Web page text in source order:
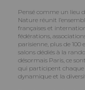
Pensé comme un lieu
Nature réunit
françaises et
fédérations,
parisienne, plus de 100
salons dédiés à la
désormais Paris, ce
qui participent chaque
dynamique et la